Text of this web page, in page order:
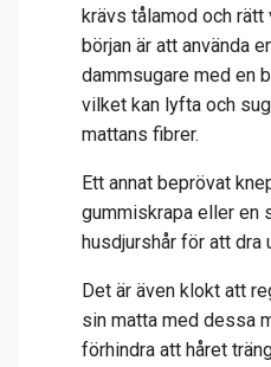
krävs tålamod och rätt
början är att använda
dammsugare med en
vilket kan lyfta och
mattans fibrer.
Ett annat beprövat
gummiskrapa eller en
husdjurshår för att dra
Det är även klokt att
sin matta med dessa
förhindra att håret